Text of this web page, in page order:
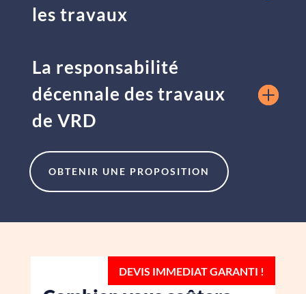
les travaux
La responsabilité
décennale des travaux
de VRD
OBTENIR UNE PROPOSITION